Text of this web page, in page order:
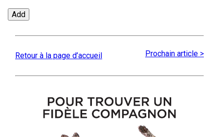
Retour à la page d’accueil Prochain article >